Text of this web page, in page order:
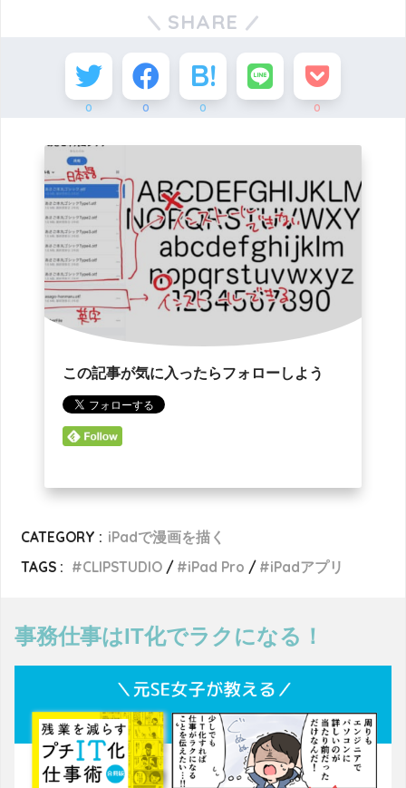
SHARE
0 0 0 0
この記事が気に入ったらフォローしよう
CATEGORY : iPadで漫画を描く
TAGS :
CLIPSTUDIO iPad Pro iPadアプリ
事務仕事はIT化でラクになる！